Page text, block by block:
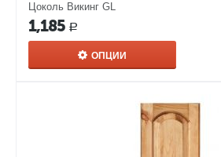
Цоколь Викинг GL
1,185 Р
ОПЦИИ